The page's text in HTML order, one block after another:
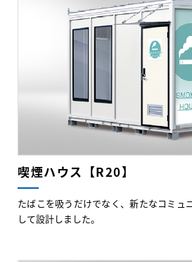
喫煙ハウス【R20】
たばこを吸うだけでなく、新たなコミュ
して設計しました。